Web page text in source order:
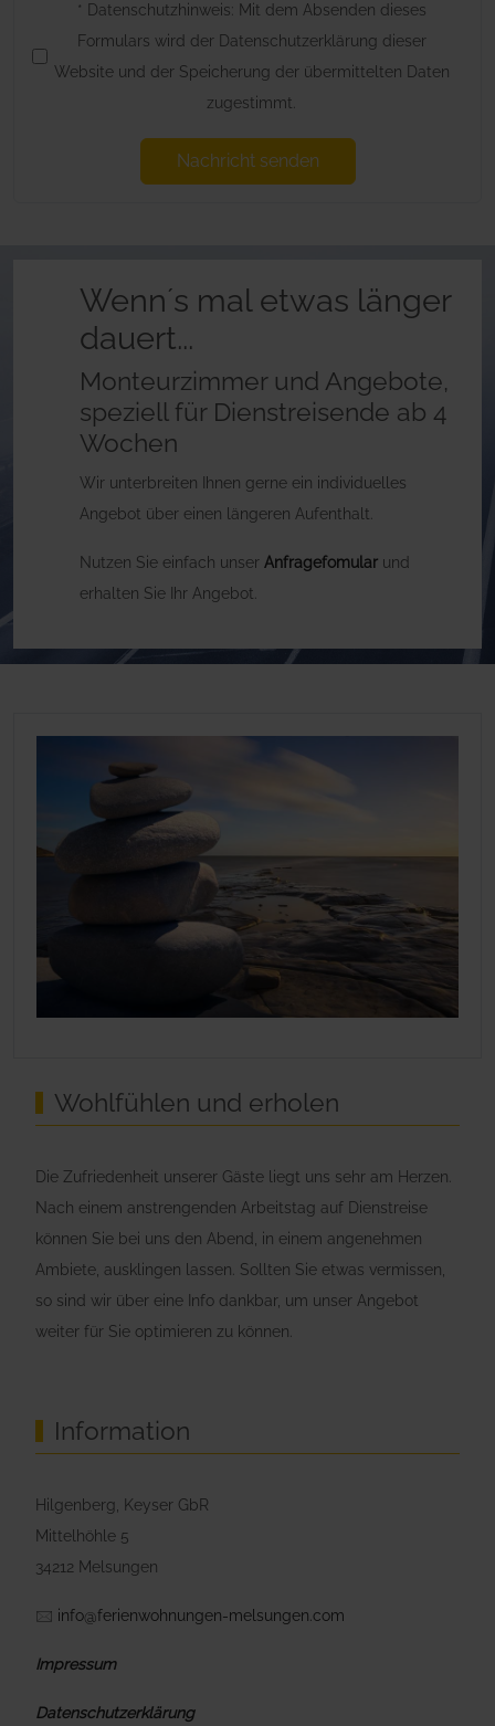
* Datenschutzhinweis: Mit dem Absenden dieses
Formulars wird der Datenschutzerklärung dieser
Website und der Speicherung der übermittelten Daten
zugestimmt.
Nachricht senden
Wenn´s mal etwas länger
dauert...
Monteurzimmer und Angebote,
speziell für Dienstreisende ab 4
Wochen
Wir unterbreiten Ihnen gerne ein individuelles
Angebot über einen längeren Aufenthalt.
Nutzen Sie einfach unser Anfragefomular und
erhalten Sie Ihr Angebot.
Wohlfühlen und erholen
Die Zufriedenheit unserer Gäste liegt uns sehr am Herzen.
Nach einem anstrengenden Arbeitstag auf Dienstreise
können Sie bei uns den Abend, in einem angenehmen
Ambiete, ausklingen lassen. Sollten Sie etwas vermissen,
so sind wir über eine Info dankbar, um unser Angebot
weiter für Sie optimieren zu können.
Information
Hilgenberg, Keyser GbR
Mittelhöhle 5
34212 Melsungen
🖂 info@ferienwohnungen-melsungen.com
Impressum
Datenschutzerklärung